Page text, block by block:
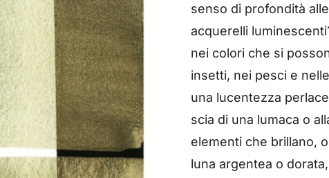
senso di profondità
acquerelli
nei colori che si
insetti, nei pesci e
una lucentezza
scia di una lumaca o
elementi che brillano,
luna argentea o